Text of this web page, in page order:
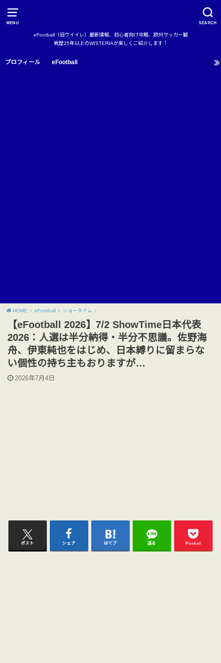
MENU SEARCH
eFootball（旧ウイイレ）最新情報、初心者向け攻略、欧州サッカー観
戦歴25年以上のWISTERIAが楽しくご紹介します！
プロフィール eFootball
HOME eFootball ショータイム
【eFootball 2026】7/2 ShowTime日本代表
2026：人選は半分納得・半分不思議。佐野海
舟、伊東純也をはじめ、日本縛りに留まらな
い個性の持ち主もおりますが…
2026年7月4日
ポスト シェア はてブ 送る Pocket